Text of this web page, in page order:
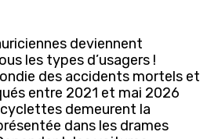
deviennent
les types d’usagers !
des accidents mortels et
entre 2021 et mai 2026
demeurent la
dans les drames